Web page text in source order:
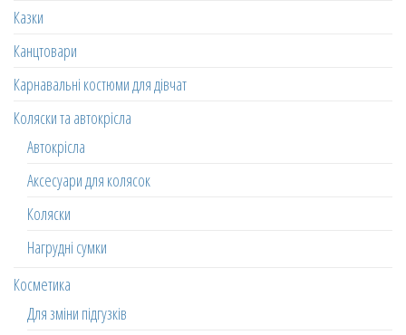
Казки
Канцтовари
Карнавальні костюми для дівчат
Коляски та автокрісла
Автокрісла
Аксесуари для колясок
Коляски
Нагрудні сумки
Косметика
Для зміни підгузків